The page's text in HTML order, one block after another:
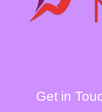
Get in